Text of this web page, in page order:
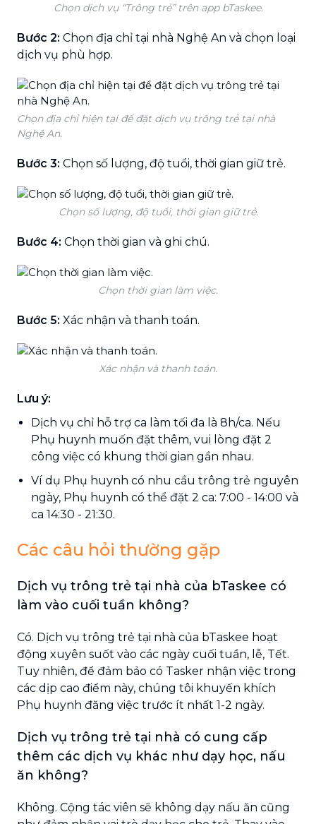
Chọn dịch vụ “Trông trẻ” trên app bTaskee.
Bước 2: Chọn địa chỉ tại nhà Nghệ An và chọn loại
dịch vụ phù hợp.
Chọn địa chỉ hiện tại để đặt dịch vụ trông trẻ tại nhà
Nghệ An.
Bước 3: Chọn số lượng, độ tuổi, thời gian giữ trẻ.
Chọn số lượng, độ tuổi, thời gian giữ trẻ.
Bước 4: Chọn thời gian và ghi chú.
Chọn thời gian làm việc.
Bước 5: Xác nhận và thanh toán.
Xác nhận và thanh toán.
Lưu ý:
Dịch vụ chỉ hỗ trợ ca làm tối đa là 8h/ca. Nếu
Phụ huynh muốn đặt thêm, vui lòng đặt 2
công việc có khung thời gian gần nhau.
Ví dụ Phụ huynh có nhu cầu trông trẻ nguyên
ngày, Phụ huynh có thể đặt 2 ca: 7:00 - 14:00 và
ca 14:30 - 21:30.
Các câu hỏi thường gặp
Dịch vụ trông trẻ tại nhà của bTaskee có
làm vào cuối tuần không?
Có. Dịch vụ trông trẻ tại nhà của bTaskee hoạt
động xuyên suốt vào các ngày cuối tuần, lễ, Tết.
Tuy nhiên, để đảm bảo có Tasker nhận việc trong
các dịp cao điểm này, chúng tôi khuyến khích
Phụ huynh đăng việc trước ít nhất 1-2 ngày.
Dịch vụ trông trẻ tại nhà có cung cấp
thêm các dịch vụ khác như dạy học, nấu
ăn không?
Không. Cộng tác viên sẽ không dạy nấu ăn cũng